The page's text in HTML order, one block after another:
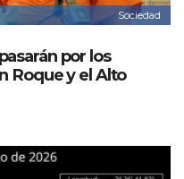
Sociedad
por los
Roque y el Alto